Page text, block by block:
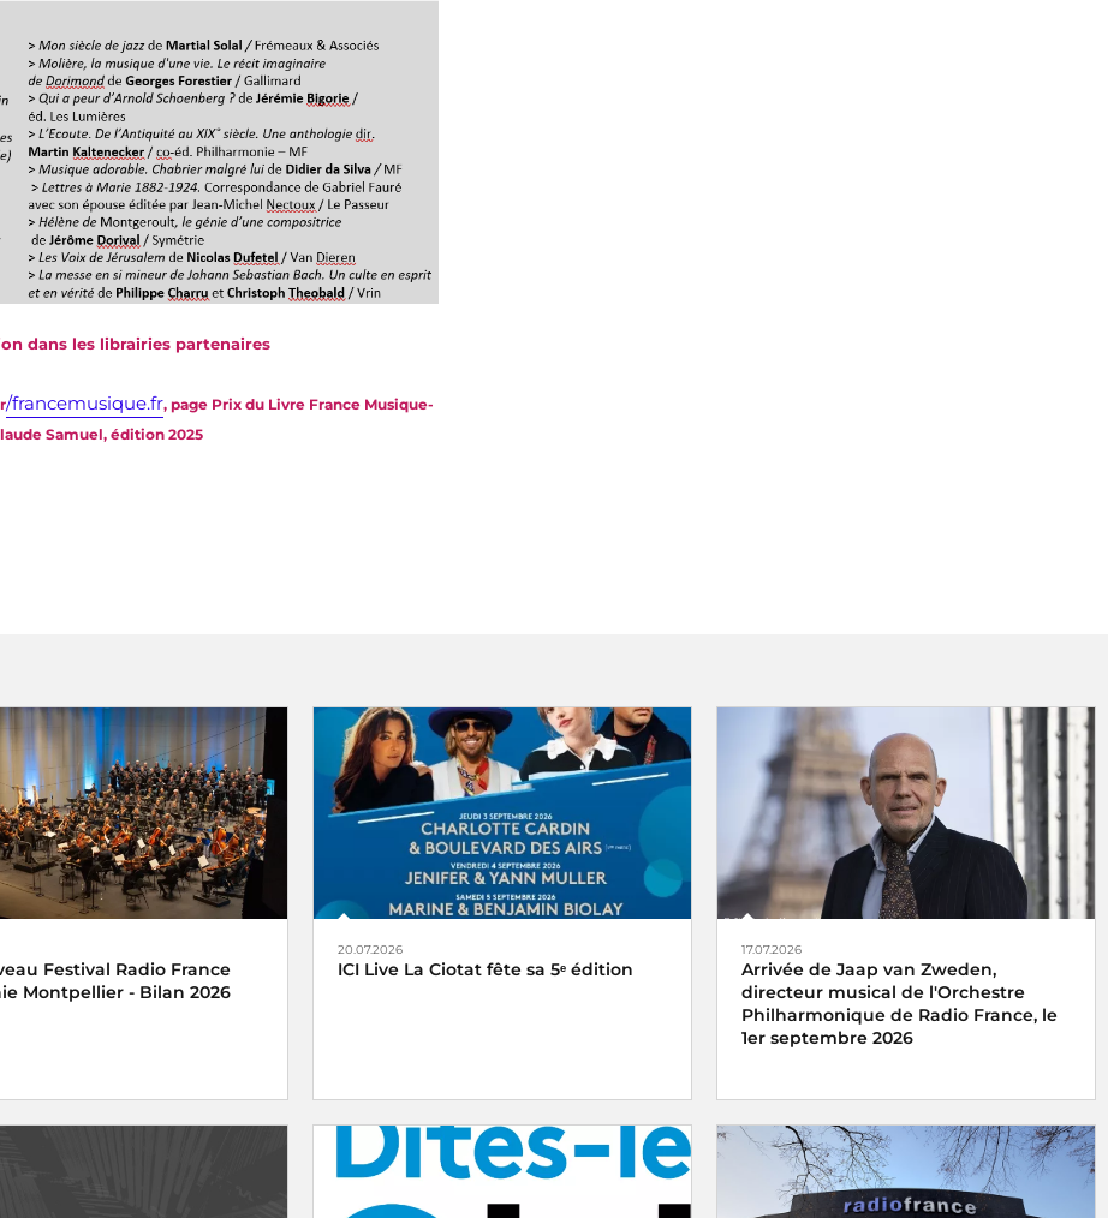
dans les librairies partenaires
/francemusique.fr, page Prix du Livre France Musique-
Samuel, édition 2025
Festival Radio France
Montpellier - Bilan 2026
20.07.2026
ICI Live La Ciotat fête sa 5ᵉ édition
17.07.2026
Arrivée de Jaap van Zweden,
directeur musical de l'Orchestre
Philharmonique de Radio France, le
1er septembre 2026